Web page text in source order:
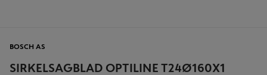
SIRKELSAGBLAD OPTILINE T24Ø160X1
BOSCH AS